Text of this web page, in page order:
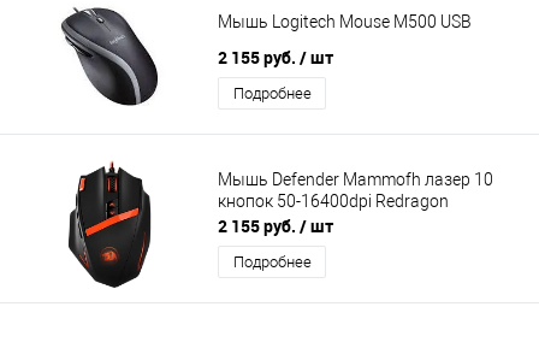
Мышь Logitech Mouse M500 USB
2 155 руб. / шт
Подробнее
Мышь Defender Mammofh лазер 10
кнопок 50-16400dpi Redragon
2 155 руб. / шт
Подробнее